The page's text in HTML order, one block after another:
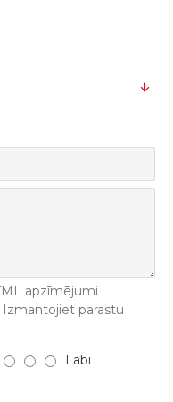
apzīmējumi
Izmantojiet parastu
Labi